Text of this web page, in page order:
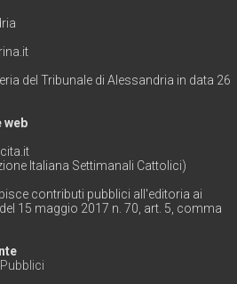
del Tribunale di Alessandria in data 26
web
Italiana Settimanali Cattolici)
contributi pubblici all'editoria ai
15 maggio 2017 n. 70, art. 5, comma